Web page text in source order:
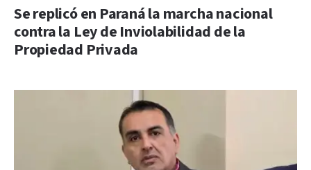
Se replicó en Paraná la marcha nacional
contra la Ley de Inviolabilidad de la
Propiedad Privada